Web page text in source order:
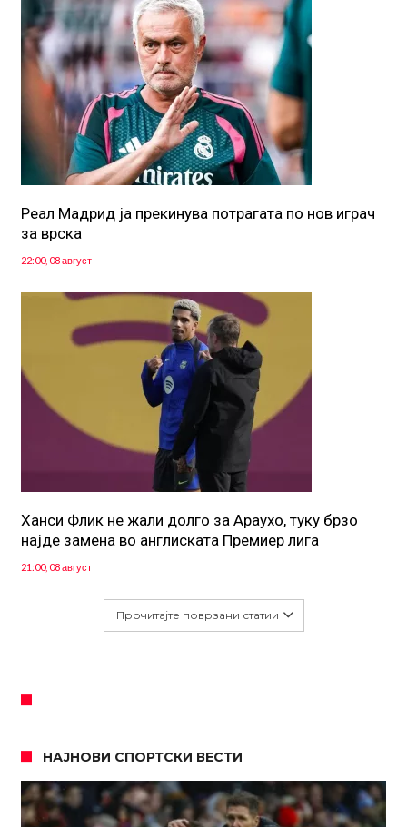
Реал Мадрид ја прекинува потрагата по нов играч
за врска
22:00, 08 август
Ханси Флик не жали долго за Араухо, туку брзо
најде замена во англиската Премиер лига
21:00, 08 август
Прочитајте поврзани статии
НАЈНОВИ СПОРТСКИ ВЕСТИ